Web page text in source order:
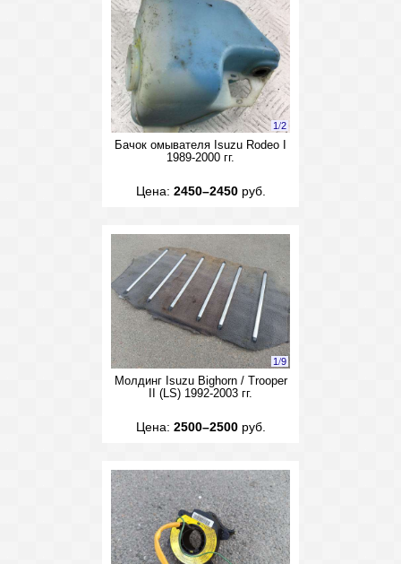
1/2
Бачок омывателя Isuzu Rodeo I
1989-2000 гг.
Цена: 2450–2450руб.
1/9
Молдинг Isuzu Bighorn / Trooper
II (LS) 1992-2003 гг.
Цена: 2500–2500руб.